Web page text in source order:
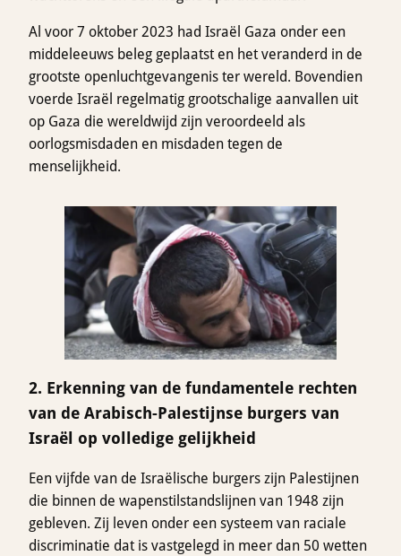
Al voor 7 oktober 2023 had Israël Gaza onder een
middeleeuws beleg geplaatst en het veranderd in de
grootste openluchtgevangenis ter wereld. Bovendien
voerde Israël regelmatig grootschalige aanvallen uit
op Gaza die wereldwijd zijn veroordeeld als
oorlogsmisdaden en misdaden tegen de
menselijkheid.
2. Erkenning van de fundamentele rechten
van de Arabisch-Palestijnse burgers van
Israël op volledige gelijkheid
Een vijfde van de Israëlische burgers zijn Palestijnen
die binnen de wapenstilstandslijnen van 1948 zijn
gebleven. Zij leven onder een systeem van raciale
discriminatie dat is vastgelegd in meer dan 50 wetten